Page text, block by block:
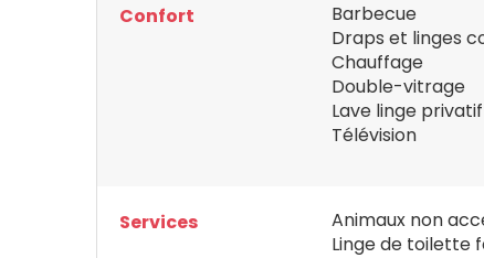
Confort
Barbecue
Draps et linges
Chauffage
Double-vitrage
Lave linge privatif
Télévision
Services
Animaux non
Linge de toilette